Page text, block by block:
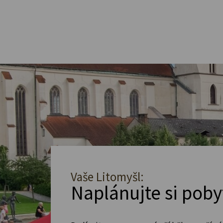
Vaše Litomyšl:
Naplánujte si